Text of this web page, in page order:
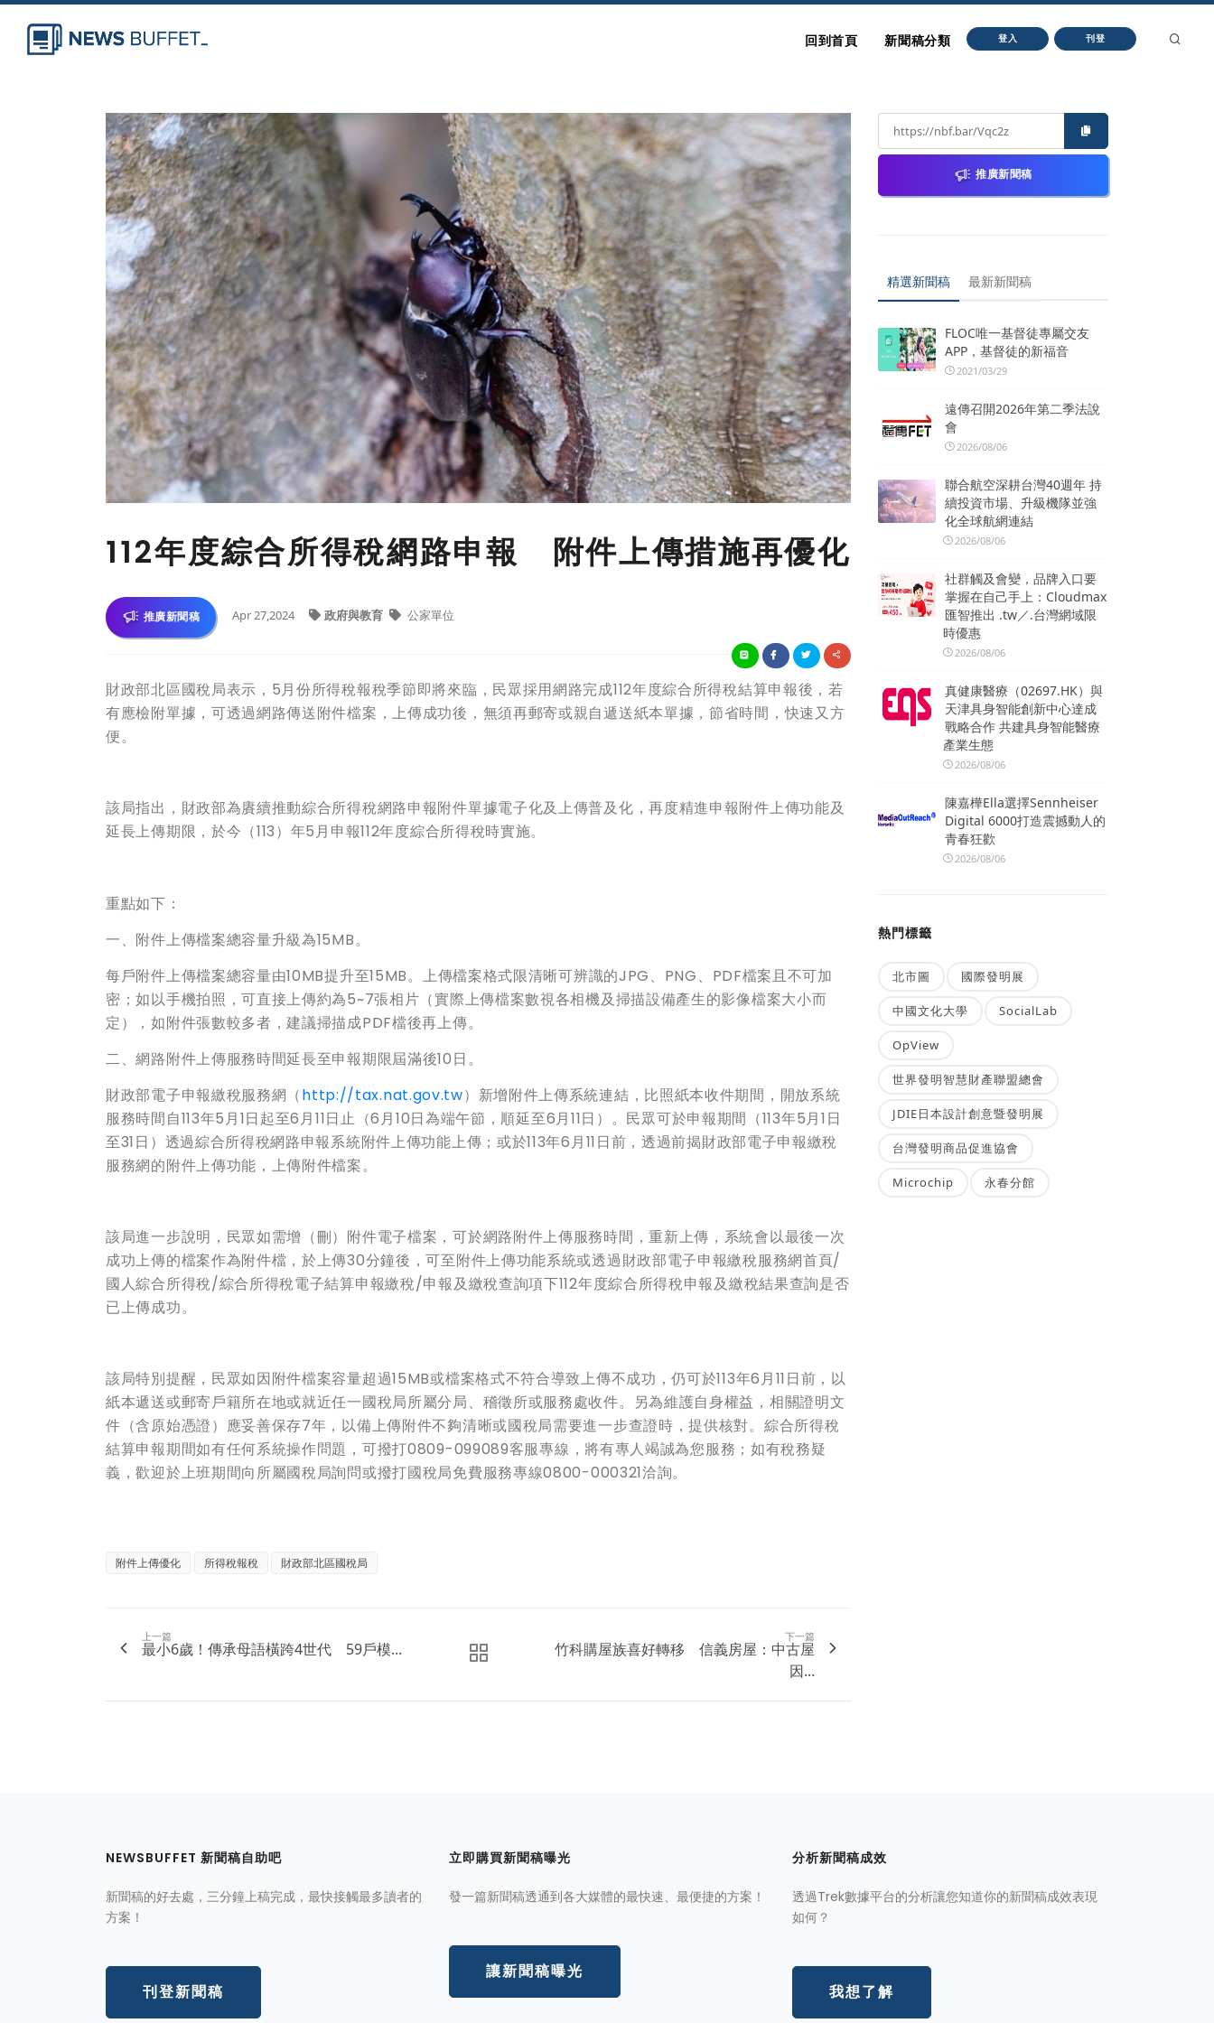
回到首頁 新聞稿分類 登入 刊登
112年度綜合所得稅網路申報 附件上傳措施再優化
推廣新聞稿 Apr 27,2024 政府與教育 公家單位
財政部北區國稅局表示，5月份所得稅報稅季節即將來臨，民眾採用網路完成112年度綜合所得稅結算申報後，若
有應檢附單據，可透過網路傳送附件檔案，上傳成功後，無須再郵寄或親自遞送紙本單據，節省時間，快速又方
便。
該局指出，財政部為賡續推動綜合所得稅網路申報附件單據電子化及上傳普及化，再度精進申報附件上傳功能及
延長上傳期限，於今（113）年5月申報112年度綜合所得稅時實施。
重點如下：
一、附件上傳檔案總容量升級為15MB。
每戶附件上傳檔案總容量由10MB提升至15MB。上傳檔案格式限清晰可辨識的JPG、PNG、PDF檔案且不可加
密；如以手機拍照，可直接上傳約為5~7張相片（實際上傳檔案數視各相機及掃描設備產生的影像檔案大小而
定），如附件張數較多者，建議掃描成PDF檔後再上傳。
二、網路附件上傳服務時間延長至申報期限屆滿後10日。
財政部電子申報繳稅服務網（http://tax.nat.gov.tw）新增附件上傳系統連結，比照紙本收件期間，開放系統
服務時間自113年5月1日起至6月11日止（6月10日為端午節，順延至6月11日）。民眾可於申報期間（113年5月1日
至31日）透過綜合所得稅網路申報系統附件上傳功能上傳；或於113年6月11日前，透過前揭財政部電子申報繳稅
服務網的附件上傳功能，上傳附件檔案。
該局進一步說明，民眾如需增（刪）附件電子檔案，可於網路附件上傳服務時間，重新上傳，系統會以最後一次
成功上傳的檔案作為附件檔，於上傳30分鐘後，可至附件上傳功能系統或透過財政部電子申報繳稅服務網首頁/
國人綜合所得稅/綜合所得稅電子結算申報繳稅/申報及繳稅查詢項下112年度綜合所得稅申報及繳稅結果查詢是否
已上傳成功。
該局特別提醒，民眾如因附件檔案容量超過15MB或檔案格式不符合導致上傳不成功，仍可於113年6月11日前，以
紙本遞送或郵寄戶籍所在地或就近任一國稅局所屬分局、稽徵所或服務處收件。另為維護自身權益，相關證明文
件（含原始憑證）應妥善保存7年，以備上傳附件不夠清晰或國稅局需要進一步查證時，提供核對。綜合所得稅
結算申報期間如有任何系統操作問題，可撥打0809-099089客服專線，將有專人竭誠為您服務；如有稅務疑
義，歡迎於上班期間向所屬國稅局詢問或撥打國稅局免費服務專線0800-000321洽詢。
附件上傳優化 所得稅報稅 財政部北區國稅局
上一篇
最小6歲！傳承母語橫跨4世代 59戶模...
下一篇
竹科購屋族喜好轉移 信義房屋：中古屋
因...
推廣新聞稿
精選新聞稿 最新新聞稿
FLOC唯一基督徒專屬交友
APP，基督徒的新福音
2021/03/29
遠傳召開2026年第二季法說
會
2026/08/06
聯合航空深耕台灣40週年 持
續投資市場、升級機隊並強
化全球航網連結
2026/08/06
社群觸及會變，品牌入口要
掌握在自己手上：Cloudmax
匯智推出 .tw／.台灣網域限
時優惠
2026/08/06
真健康醫療（02697.HK）與
天津具身智能創新中心達成
戰略合作 共建具身智能醫療
產業生態
2026/08/06
陳嘉樺Ella選擇Sennheiser
Digital 6000打造震撼動人的
青春狂歡
2026/08/06
熱門標籤
北市圖 國際發明展
中國文化大學 SocialLab
OpView
世界發明智慧財產聯盟總會
JDIE日本設計創意暨發明展
台灣發明商品促進協會
Microchip 永春分館
NEWSBUFFET 新聞稿自助吧
新聞稿的好去處，三分鐘上稿完成，最快接觸最多讀者的
方案！
刊登新聞稿
立即購買新聞稿曝光
發一篇新聞稿透通到各大媒體的最快速、最便捷的方案！
讓新聞稿曝光
分析新聞稿成效
透過Trek數據平台的分析讓您知道你的新聞稿成效表現
如何？
我想了解